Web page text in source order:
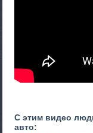
С этим видео
авто: